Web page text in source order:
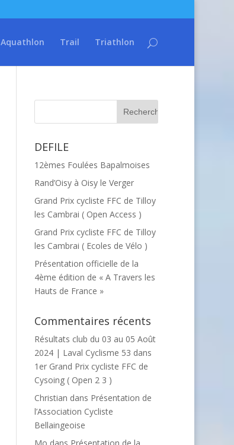
Aquathlon Trail Triathlon
DEFILE
12èmes Foulées Bapalmoises
Rand’Oisy à Oisy le Verger
Grand Prix cycliste FFC de Tilloy
les Cambrai ( Open Access )
Grand Prix cycliste FFC de Tilloy
les Cambrai ( Ecoles de Vélo )
Présentation officielle de la
4ème édition de « A Travers les
Hauts de France »
Commentaires récents
Résultats club du 03 au 05 Août
2024 | Laval Cyclisme 53 dans
1er Grand Prix cycliste FFC de
Cysoing ( Open 2 3 )
Christian dans Présentation de
l’Association Cycliste
Bellaingeoise